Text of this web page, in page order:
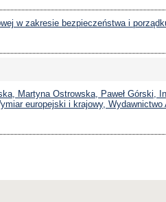
w zakresie bezpieczeństwa i
Martyna Ostrowska, Paweł Górski,
europejski i krajowy, Wydawnictwo